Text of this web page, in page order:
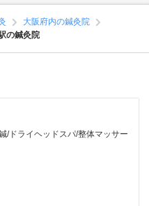
大阪府内の鍼灸院
の鍼灸院
/ドライヘッドスパ/整体マッサー